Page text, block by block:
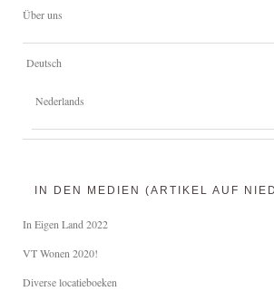
Über uns
Deutsch
Nederlands
IN DEN MEDIEN (ARTIKEL AUF
In Eigen Land 2022
VT Wonen 2020!
Diverse locatieboeken